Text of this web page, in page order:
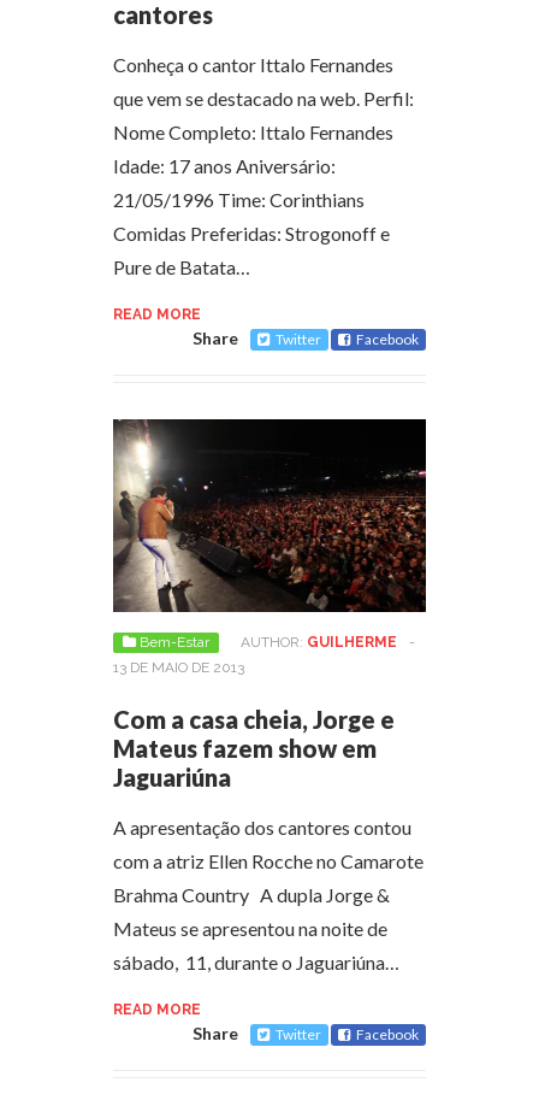
cantores
Conheça o cantor Ittalo Fernandes
que vem se destacado na web. Perfil:
Nome Completo: Ittalo Fernandes
Idade: 17 anos Aniversário:
21/05/1996 Time: Corinthians
Comidas Preferidas: Strogonoff e
Pure de Batata…
READ MORE
Share Twitter Facebook
Bem-Estar AUTHOR: GUILHERME
-
13 DE MAIO DE 2013
Com a casa cheia, Jorge e
Mateus fazem show em
Jaguariúna
A apresentação dos cantores contou
com a atriz Ellen Rocche no Camarote
Brahma Country A dupla Jorge &
Mateus se apresentou na noite de
sábado, 11, durante o Jaguariúna…
READ MORE
Share Twitter Facebook